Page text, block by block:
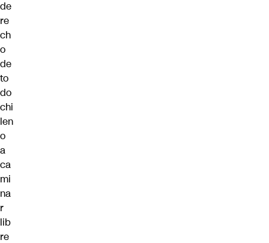
de
re
ch
o
de
to
do
chi
len
o
a
ca
mi
na
r
lib
re